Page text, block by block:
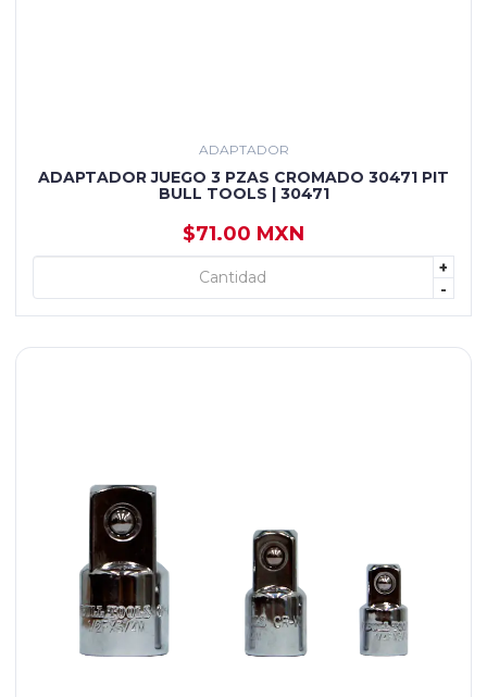
ADAPTADOR
ADAPTADOR JUEGO 3 PZAS CROMADO 30471 PIT
BULL TOOLS | 30471
$71.00 MXN
+
-
+ AGREGAR